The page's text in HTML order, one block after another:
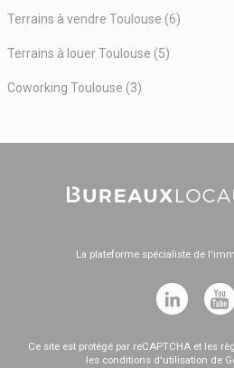
Terrains à vendre Toulouse (6)
Terrains à louer Toulouse (5)
Coworking Toulouse (3)
La plateforme spécialiste de
Ce site est protégé par reCAPTCHA et les
les conditions d'utilisation de